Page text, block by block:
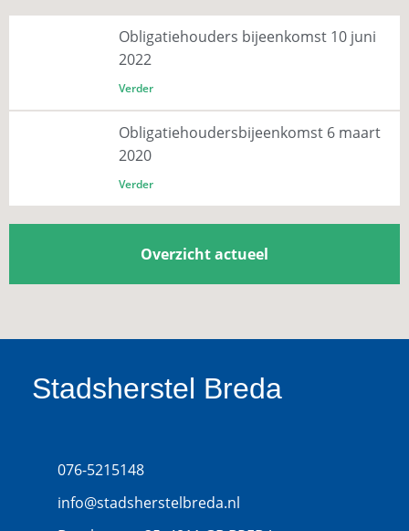
Obligatiehouders bijeenkomst 10 juni
2022
Verder
Obligatiehoudersbijeenkomst 6 maart
2020
Verder
Overzicht actueel
Stadsherstel Breda
076-5215148
info@stadsherstelbreda.nl